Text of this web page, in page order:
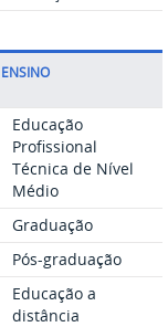
ENSINO
Educação
Profissional
Técnica de Nível
Médio
Graduação
Pós-graduação
Educação a
distância